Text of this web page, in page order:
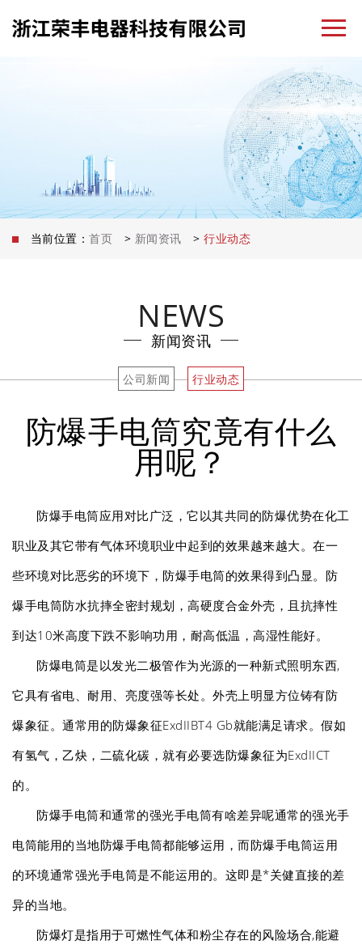
当前位置： 首页 > 新闻资讯 > 行业动态
NEWS
新闻资讯
公司新闻 行业动态
防爆手电筒究竟有什么
用呢？
防爆手电筒应用对比广泛，它以其共同的防爆优势在化工
职业及其它带有气体环境职业中起到的效果越来越大。在一
些环境对比恶劣的环境下，防爆手电筒的效果得到凸显。防
爆手电筒防水抗摔全密封规划，高硬度合金外壳，且抗摔性
到达10米高度下跌不影响功用，耐高低温，高湿性能好。
防爆电筒是以发光二极管作为光源的一种新式照明东西,
它具有省电、耐用、亮度强等长处。外壳上明显方位铸有防
爆象征。通常用的防爆象征ExdIIBT4 Gb就能满足请求。假如
有氢气，乙炔，二硫化碳，就有必要选防爆象征为ExdIICT
的。
防爆手电筒和通常的强光手电筒有啥差异呢通常的强光手
电筒能用的当地防爆手电筒都能够运用，而防爆手电筒运用
的环境通常强光手电筒是不能运用的。这即是*关健直接的差
异的当地。
防爆灯是指用于可燃性气体和粉尘存在的风险场合,能避